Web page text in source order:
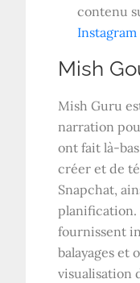
contenu
Instagram
Mish
Mish Guru
narration
ont fait là-
créer et de
Snapchat,
planification.
fournissent
balayages et
visualisation